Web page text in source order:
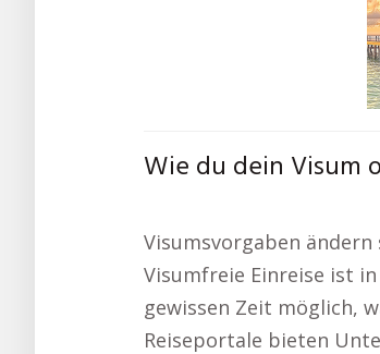
Wie du dein Visum
Visumsvorgaben
Visumfreie Einreise ist
gewissen Zeit möglich,
Reiseportale bieten